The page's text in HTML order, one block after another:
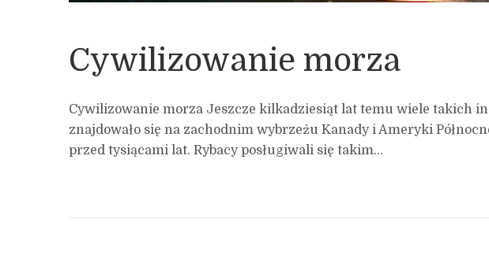
Cywilizowanie morza
Cywilizowanie morza Jeszcze kilkadziesiąt lat temu wiele takich
znajdowało się na zachodnim wybrzeżu Kanady i Ameryki
przed tysiącami lat. Rybacy posługiwali się takim...